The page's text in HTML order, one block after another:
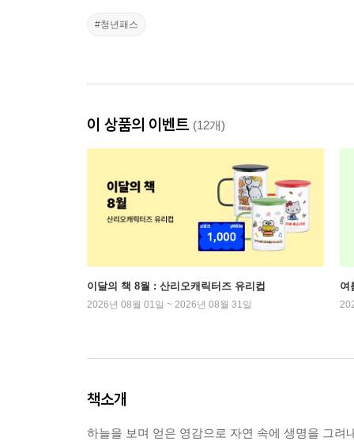
#청년패스
이 상품의 이벤트 (12개)
이달의 책 8월 : 산리오캐릭터즈 유리컵
2026년 08월 01일 ~ 2026년 08월 31일
여
책소개
하늘을 보며 얻은 영감으로 자연 속에 생명을 그